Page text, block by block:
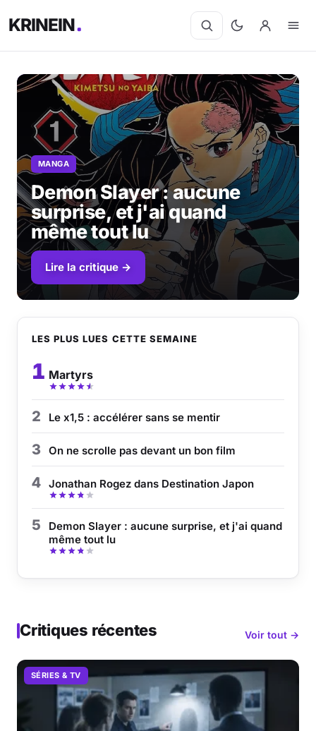
KRINEIN
MANGA
Demon Slayer : aucune
surprise, et j'ai quand
même tout lu
Lire la critique →
LES PLUS LUES CETTE SEMAINE
1 Martyrs
2 Le x1,5 : accélérer sans se mentir
3 On ne scrolle pas devant un bon film
4 Jonathan Rogez dans Destination Japon
5
Demon Slayer : aucune surprise, et j'ai quand
même tout lu
Critiques récentes Voir tout →
SÉRIES & TV